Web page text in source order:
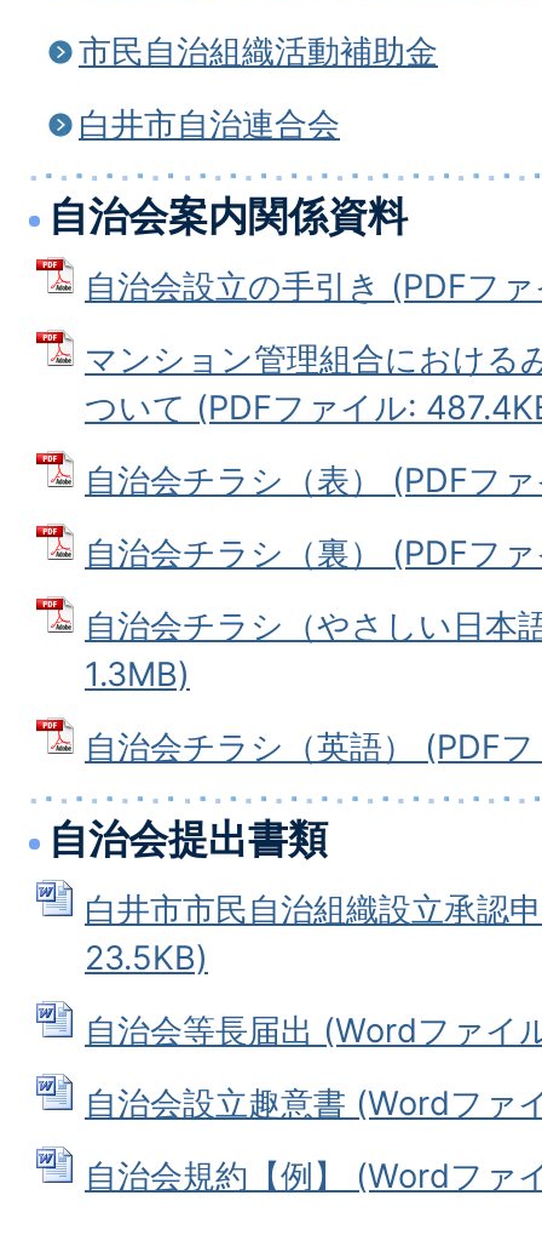
市民自治組織活動補助金
白井市自治連合会
自治会案内関係資料
自治会設立の手引き (PDFフ
マンション管理組合における
ついて (PDFファイル:
自治会チラシ（表） (PDFフ
自治会チラシ（裏） (PDFフ
自治会チラシ（やさしい日本
1.3MB)
自治会チラシ（英語） (PDF
自治会提出書類
白井市市民自治組織設立承認
23.5KB)
自治会等長届出 (Wordファイ
自治会設立趣意書 (Wordファ
自治会規約【例】 (Wordファ